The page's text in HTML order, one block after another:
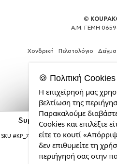
Super baby., Μεταλλικό
SKU #KP_7369_500aluSilver
©
Α.Μ. ΓΕΜΗ
Χονδρική Πελατολόγιο
και
εσύ
μια
την
🍪 Πολιτική Cookies
Η επιχείρησή μας
βελτίωση της
Παρακαλούμε
Cookies και επιλέξτε
είτε το κουτί
δεν επιθυμείτε τη
περιήγησή σας στην